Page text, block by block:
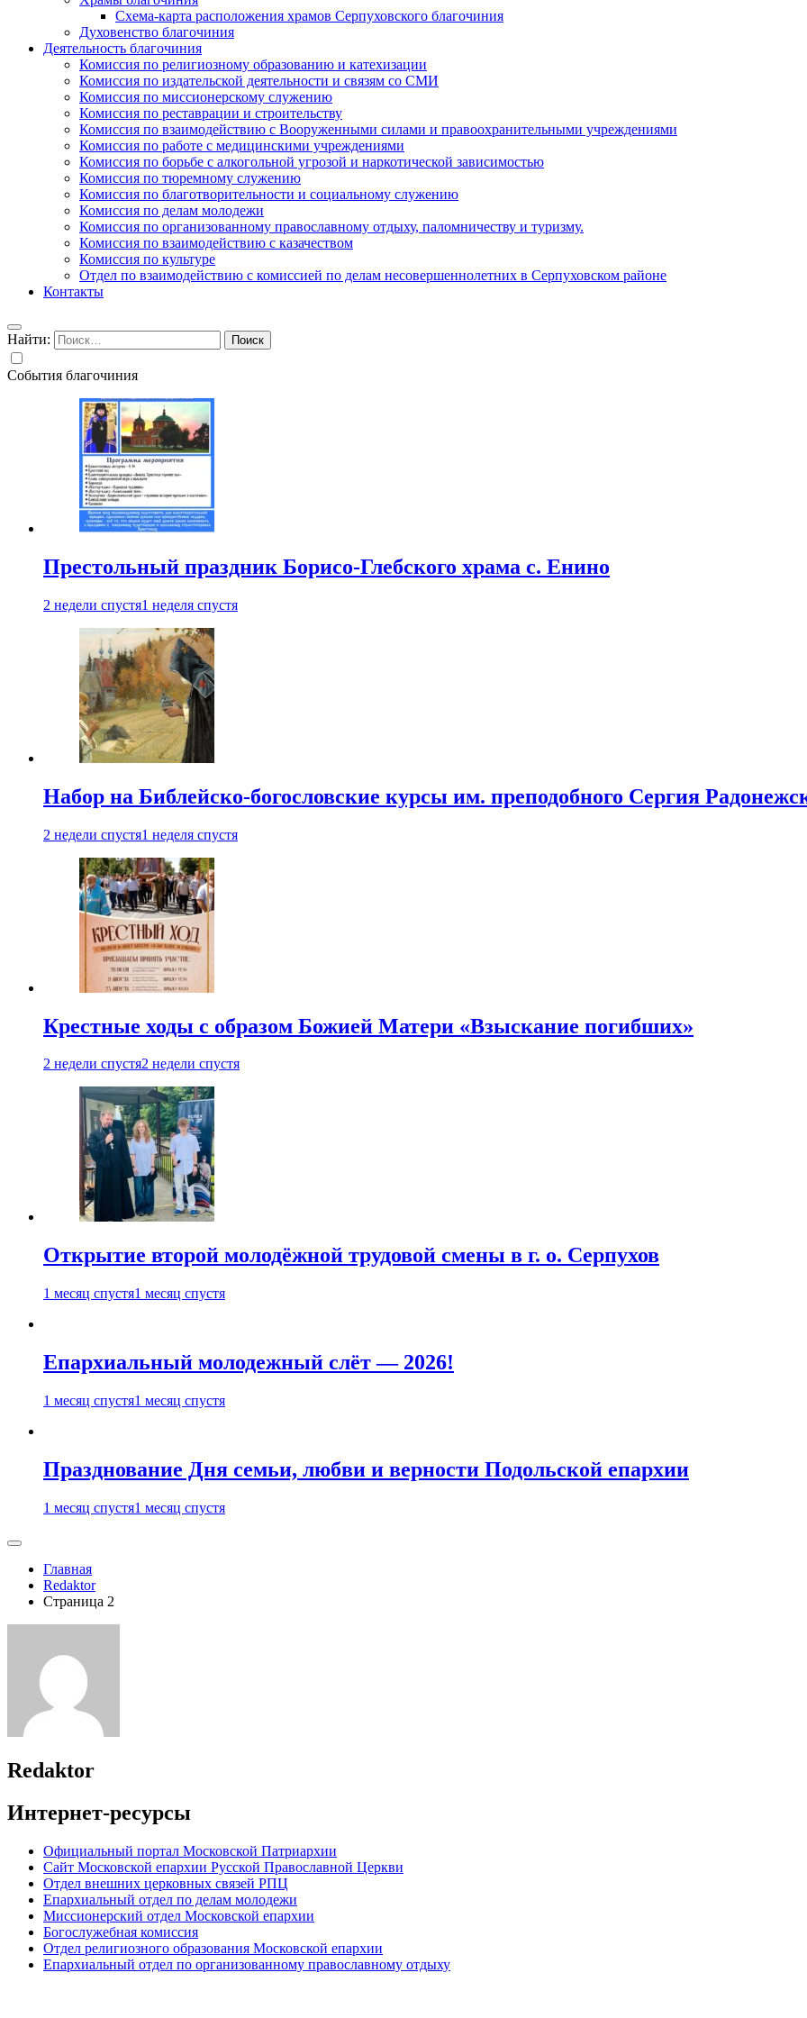
Схема-карта расположения храмов Серпуховского благочиния
Духовенство благочиния
Деятельность благочиния
Комиссия по религиозному образованию и катехизации
Комиссия по издательской деятельности и связям со СМИ
Комиссия по миссионерскому служению
Комиссия по реставрации и строительству
Комиссия по взаимодействию с Вооруженными силами и правоохранительными учреждениями
Комиссия по работе с медицинскими учреждениями
Комиссия по борьбе с алкогольной угрозой и наркотической зависимостью
Комиссия по тюремному служению
Комиссия по благотворительности и социальному служению
Комиссия по делам молодежи
Комиссия по организованному православному отдыху, паломничеству и туризму.
Комиссия по взаимодействию с казачеством
Комиссия по культуре
Отдел по взаимодействию с комиссией по делам несовершеннолетних в Серпуховском районе
Контакты
Найти:
События благочиния
Престольный праздник Борисо-Глебского храма с. Енино
2 недели спустя1 неделя спустя
Набор на Библейско-богословские курсы им. преподобного Сергия
2 недели спустя1 неделя спустя
Крестные ходы с образом Божией Матери «Взыскание погибших»
2 недели спустя2 недели спустя
Открытие второй молодёжной трудовой смены в г. о. Серпухов
1 месяц спустя1 месяц спустя
Епархиальный молодежный слёт — 2026!
1 месяц спустя1 месяц спустя
Празднование Дня семьи, любви и верности Подольской епархии
1 месяц спустя1 месяц спустя
Главная
Redaktor
Страница 2
Redaktor
Интернет-ресурсы
Официальный портал Московской Патриархии
Сайт Московской епархии Русской Православной Церкви
Отдел внешних церковных связей РПЦ
Епархиальный отдел по делам молодежи
Миссионерский отдел Московской епархии
Богослужебная комиссия
Отдел религиозного образования Московской епархии
Епархиальный отдел по организованному православному отдыху